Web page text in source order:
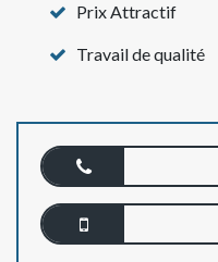
Prix Attractif
Travail de qualité